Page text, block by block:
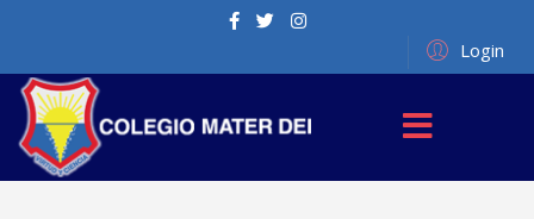
Login